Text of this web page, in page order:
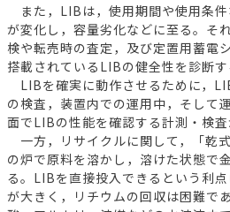
また，LIBは，使用期間や使用条
が変化し，容量劣化などに至る。そ
検や転売時の査定，及び定置用蓄電
搭載されているLIBの健全性を診断す
LIBを確実に動作させるために，
の検査，装置内での運用中，そして
面でLIBの性能を確認する計測・検査
一方，リサイクルに関して，「乾
の炉で原料を溶かし，溶けた状態で
る。LIBを直接投入できるという利
が大きく，リチウムの回収は困難で